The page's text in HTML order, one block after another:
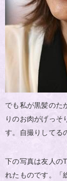
でも私が黒髪のた
りのお肉がげっそ
す。自撮りしてる
下の写真は友人の
れたものです。「